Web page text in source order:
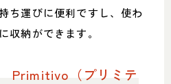
ち運びに便利ですし、使わ
収納ができます。
Primitivo（プリミテ